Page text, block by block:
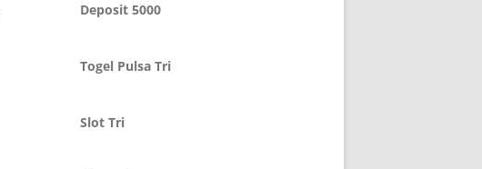
Deposit 5000
Togel Pulsa Tri
Slot Tri